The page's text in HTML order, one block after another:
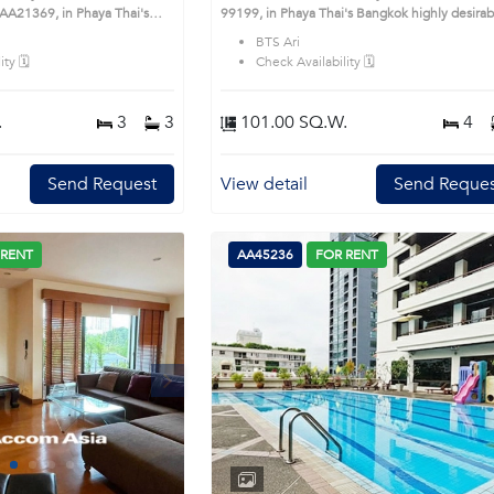
in Phaya Thai's
district. This prime
🗓️
3 3
Send Request
99199, in Phaya Thai's Bangkok highly desirable
district. This prime location surrounds
BTS Ari
Check Availability 🗓️
101.00 SQ.W. 4
View detail Send
Next
1 2 3 4
AA45236 FOR RENT